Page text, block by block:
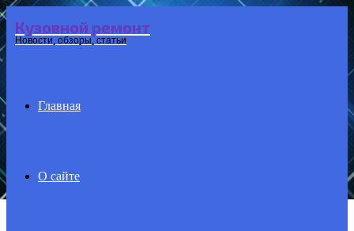
Menu
Кузовной ремонт
Новости, обзоры, статьи
Главная
О сайте